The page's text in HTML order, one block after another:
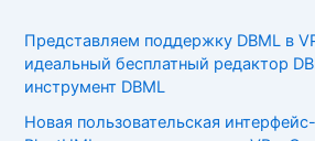
Представляем поддержку DBML в
идеальный бесплатный редактор
инструмент DBML
Новая пользовательская